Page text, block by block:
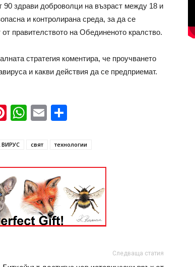
здрави доброволци на възраст между 18 и
и контролирана среда, за да се
правителството на Обединеното кралство.
стратегия коментира, че проучването
и какви действия да се предприемат.
Pinterest
WhatsApp
Email
свят технологии
Следваща статия